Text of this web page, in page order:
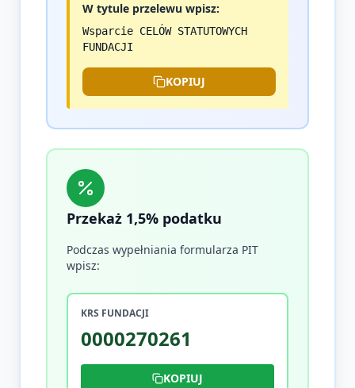
W tytule przelewu wpisz:
Wsparcie CELÓW STATUTOWYCH
FUNDACJI
KOPIUJ
Przekaż 1,5% podatku
Podczas wypełniania formularza PIT
wpisz:
KRS FUNDACJI
0000270261
KOPIUJ